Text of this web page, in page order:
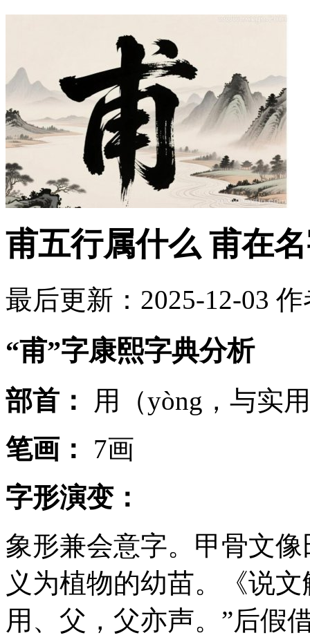
甫五行属什么 甫在
最后更新：2025-12-03 作
“甫”字康熙字典分析
部首：
用（yòng，与实
笔画：
7画
字形演变：
象形兼会意字。甲骨文
义为植物的幼苗。《说
用、父，父亦声。”后假